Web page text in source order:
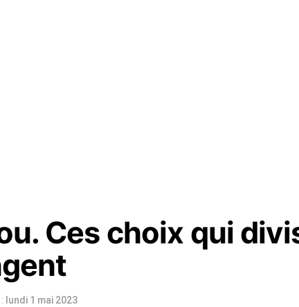
Ces choix qui
lundi 1 mai 2023